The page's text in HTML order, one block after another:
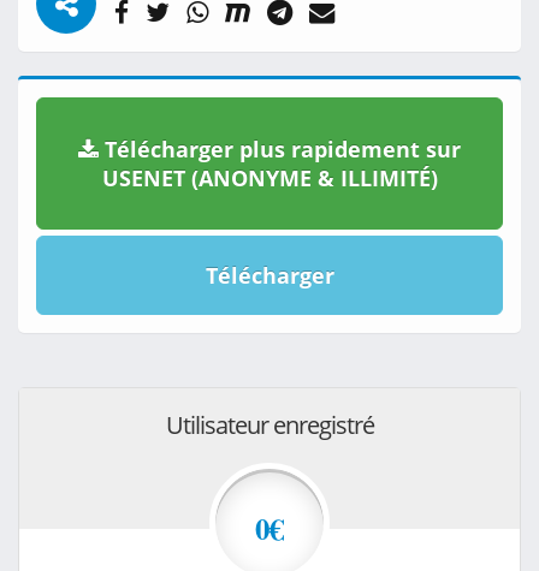
Télécharger plus rapidement sur
USENET (ANONYME & ILLIMITÉ)
Télécharger
Utilisateur enregistré
0€